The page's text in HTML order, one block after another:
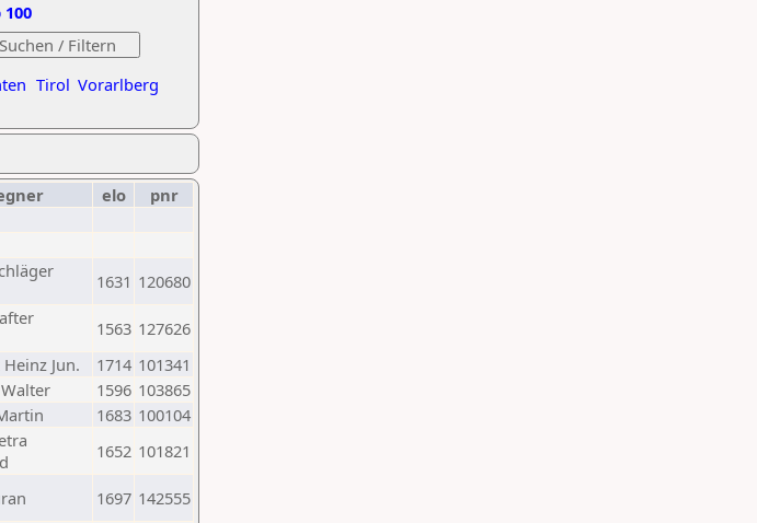
Tirol Vorarlberg
100
elo
pnr
1631 120680
1563 127626
Jun. 1714 101341
1596 103865
1683 100104
1652 101821
1697 142555